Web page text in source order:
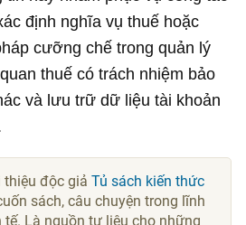
định nghĩa vụ thuế hoặc
cưỡng chế trong quản lý
thuế có trách nhiệm bảo
và lưu trữ dữ liệu tài khoản
thiệu độc giảTủ sách kiến thức
sách, câu chuyện trong lĩnh
Là nguồn tư liệu cho những